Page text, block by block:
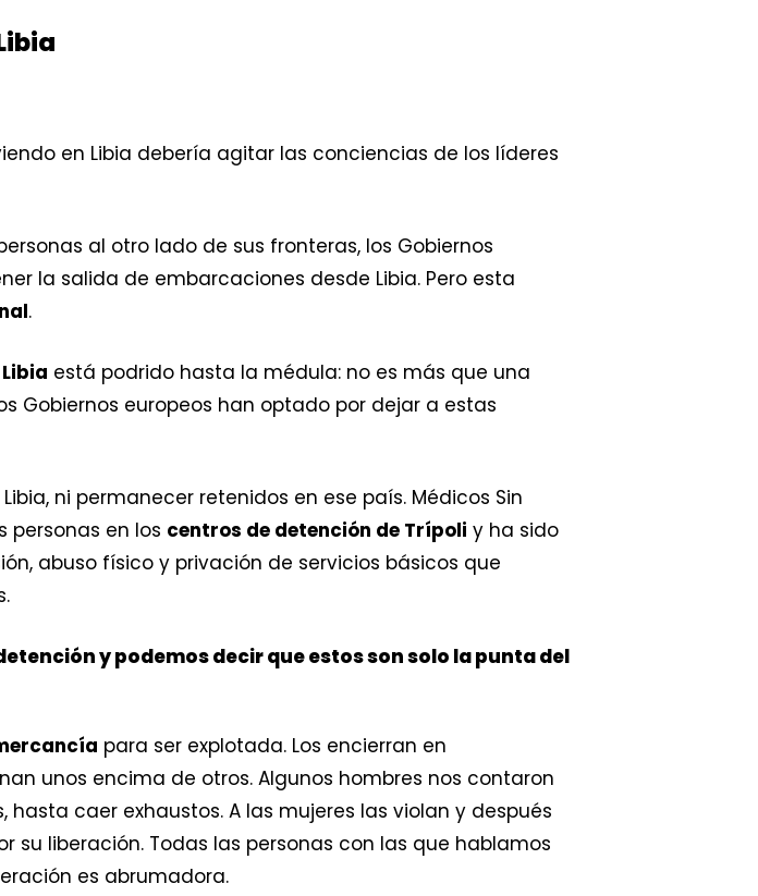
en Libia debería agitar las conciencias de los líderes
al otro lado de sus fronteras, los Gobiernos
la salida de embarcaciones desde Libia. Pero esta
.
está podrido hasta la médula: no es más que una
Gobiernos europeos han optado por dejar a estas
ni permanecer retenidos en ese país. Médicos Sin
personas en los centros de detención de Trípoli y ha sido
abuso físico y privación de servicios básicos que
y podemos decir que estos son solo la punta del
para ser explotada. Los encierran en
unos encima de otros. Algunos hombres nos contaron
caer exhaustos. A las mujeres las violan y después
liberación. Todas las personas con las que hablamos
es abrumadora.